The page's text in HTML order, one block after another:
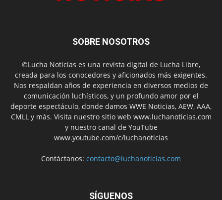
SOBRE NOSOTROS
©Lucha Noticias es una revista digital de Lucha Libre,
creada para los conocedores y aficionados más exigentes.
Nos respaldan años de experiencia en diversos medios de
comunicación luchísticos, y un profundo amor por el
deporte espectáculo, donde damos WWE Noticias, AEW, AAA,
CMLL y más. Visita nuestro sitio web www.luchanoticias.com
y nuestro canal de YouTube
www.youtube.com/c/luchanoticias
Contáctanos: contacto@luchanoticias.com
SÍGUENOS